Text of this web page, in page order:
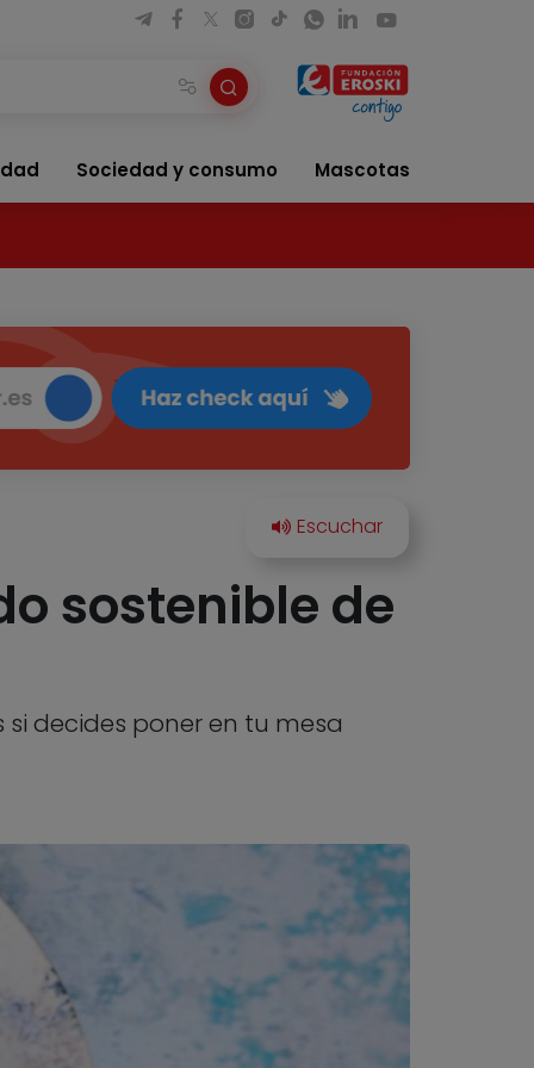
Sociedad y consumo Mascotas
sostenible de
decides poner en tu mesa